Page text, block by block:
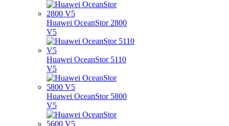
Huawei OceanStor 2800
V5
Huawei OceanStor 5110
V5
Huawei OceanStor 5800
V5